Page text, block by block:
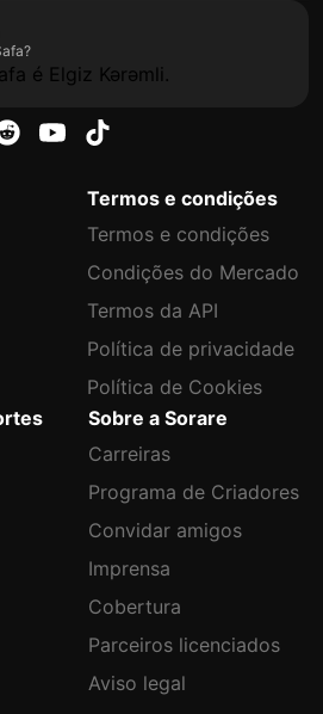
é Elgiz Kərəmli.
Termos e condições
Termos e condições
Condições do Mercado
Termos da API
Política de privacidade
Política de Cookies
Sobre a Sorare
Carreiras
Programa de Criadores
Convidar amigos
Imprensa
Cobertura
Parceiros licenciados
Aviso legal